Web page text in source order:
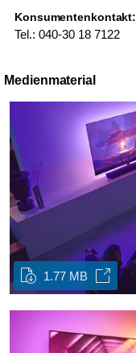
Konsumentenkontakt:
Tel.: 040-30 18 7122
Medienmaterial
1.77 MB